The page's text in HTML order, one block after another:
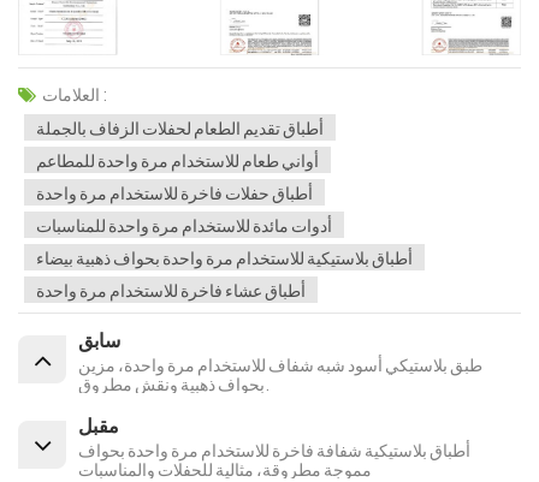
العلامات :
أطباق تقديم الطعام لحفلات الزفاف بالجملة
أواني طعام للاستخدام مرة واحدة للمطاعم
أطباق حفلات فاخرة للاستخدام مرة واحدة
أدوات مائدة للاستخدام مرة واحدة للمناسبات
أطباق بلاستيكية للاستخدام مرة واحدة بحواف ذهبية بيضاء
أطباق عشاء فاخرة للاستخدام مرة واحدة
سابق
طبق بلاستيكي أسود شبه شفاف للاستخدام مرة واحدة، مزين
مقبل
أطباق بلاستيكية شفافة فاخرة للاستخدام مرة واحدة بحواف
مموجة مطروقة، مثالية للحفلات والمناسبات